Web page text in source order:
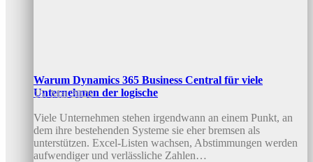
Warum Dynamics 365 Business Central für viele
Unternehmen der logische
15. Mai 2026
Viele Unternehmen stehen irgendwann an einem Punkt, an
dem ihre bestehenden Systeme sie eher bremsen als
unterstützen. Excel-Listen wachsen, Abstimmungen werden
aufwendiger und verlässliche Zahlen…